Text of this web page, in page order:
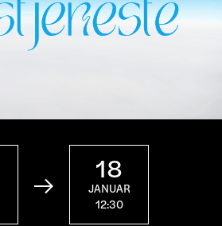

18
JANUAR
12:30